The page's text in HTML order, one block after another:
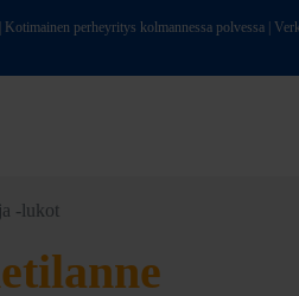
perheyritys kolmannessa polvessa |
-lukot